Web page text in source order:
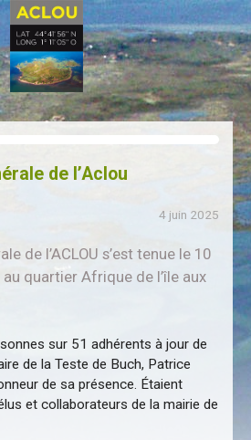
de l’Aclou
4 juin 2025
de l’ACLOU s’est tenue le 10
quartier Afrique de l’île aux
sur 51 adhérents à jour de
de la Teste de Buch, Patrice
de sa présence. Étaient
et collaborateurs de la mairie de